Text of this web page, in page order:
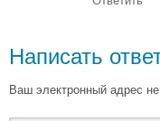
Написать
Ваш электронный адрес